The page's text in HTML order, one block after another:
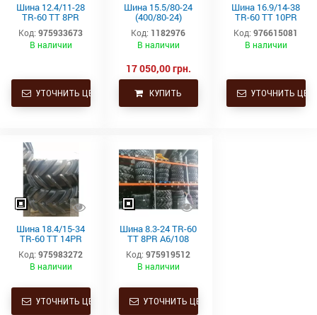
Шина 12.4/11-28
TR-60 TT 8PR
A6/122 Starmaxx
Код: 975933673
В наличии
УТОЧНИТЬ ЦЕНУ
Шина 15.5/80-24
(400/80-24)
Starmaxx TR-
60(16PR,163A8,TL)
Ёлка
Код: 1182976
В наличии
17 050,00 грн.
КУПИТЬ
Шина 16.9/14-38
TR-60 TT 10PR
A6/144 Starmaxx
Код: 976615081
В наличии
УТОЧНИТЬ
Шина 18.4/15-34
TR-60 TT 14PR
A6/156 Starmaxx
Код: 975983272
В наличии
УТОЧНИТЬ ЦЕНУ
Шина 8.3-24 TR-60
TT 8PR A6/108
Starmaxx
Код: 975919512
В наличии
УТОЧНИТЬ ЦЕНУ